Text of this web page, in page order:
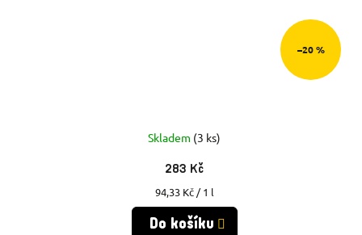
–20 %
Skladem (3 ks)
283 Kč
Měrná
cena:
94,33 Kč / 1 l
Do košíku